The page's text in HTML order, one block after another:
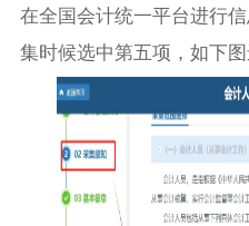
在全国会计统一平台进行
集时候选中第五项，如下图